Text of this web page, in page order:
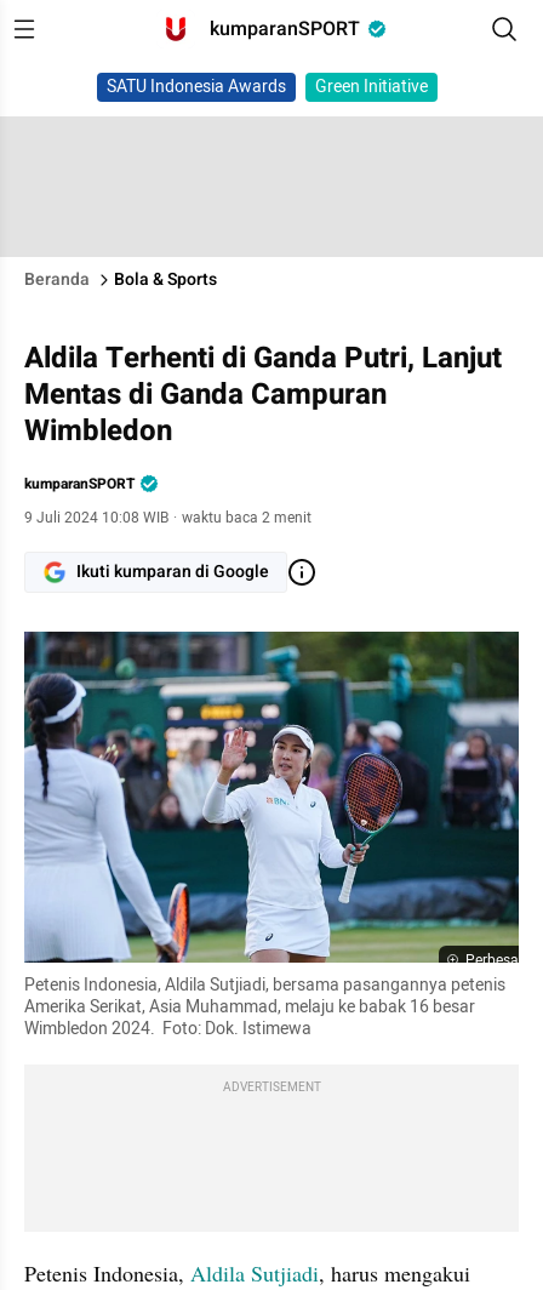
kumparanSPORT
SATU Indonesia Awards Green Initiative
Beranda Bola & Sports
Aldila Terhenti di Ganda Putri, Lanjut
Mentas di Ganda Campuran
Wimbledon
kumparanSPORT
9 Juli 2024 10:08 WIB · waktu baca 2 menit
Ikuti kumparan di Google
Perbesar
Petenis Indonesia, Aldila Sutjiadi, bersama pasangannya petenis
Amerika Serikat, Asia Muhammad, melaju ke babak 16 besar
Wimbledon 2024.  Foto: Dok. Istimewa
ADVERTISEMENT
Petenis Indonesia, Aldila Sutjiadi, harus mengakui